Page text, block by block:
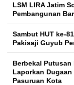
LSM LIRA Jatim
Pembangunan
Sambut HUT ke-
Pakisaji Guyub
Berbekal Putusan
Laporkan
Pasuruan Kota